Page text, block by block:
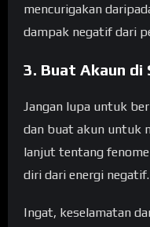
mencurigakan
dampak negatif dari
3. Buat Akaun di
Jangan lupa untuk
dan buat akun untuk
lanjut tentang
diri dari energi negatif.
Ingat, keselamatan